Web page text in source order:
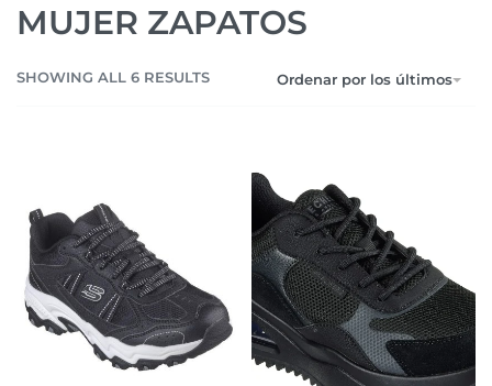
MUJER ZAPATOS
SHOWING ALL 6 RESULTS Ordenar por los últimos